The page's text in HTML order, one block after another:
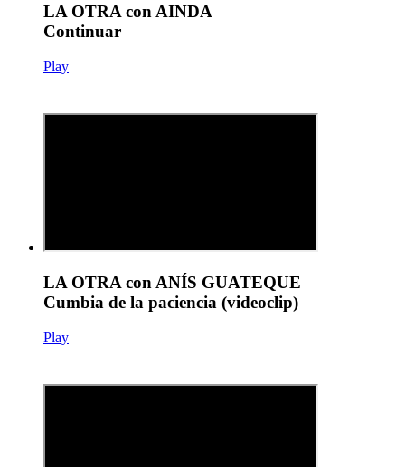
LA OTRA con AINDA
Continuar
Play
LA OTRA con ANÍS GUATEQUE
Cumbia de la paciencia (videoclip)
Play